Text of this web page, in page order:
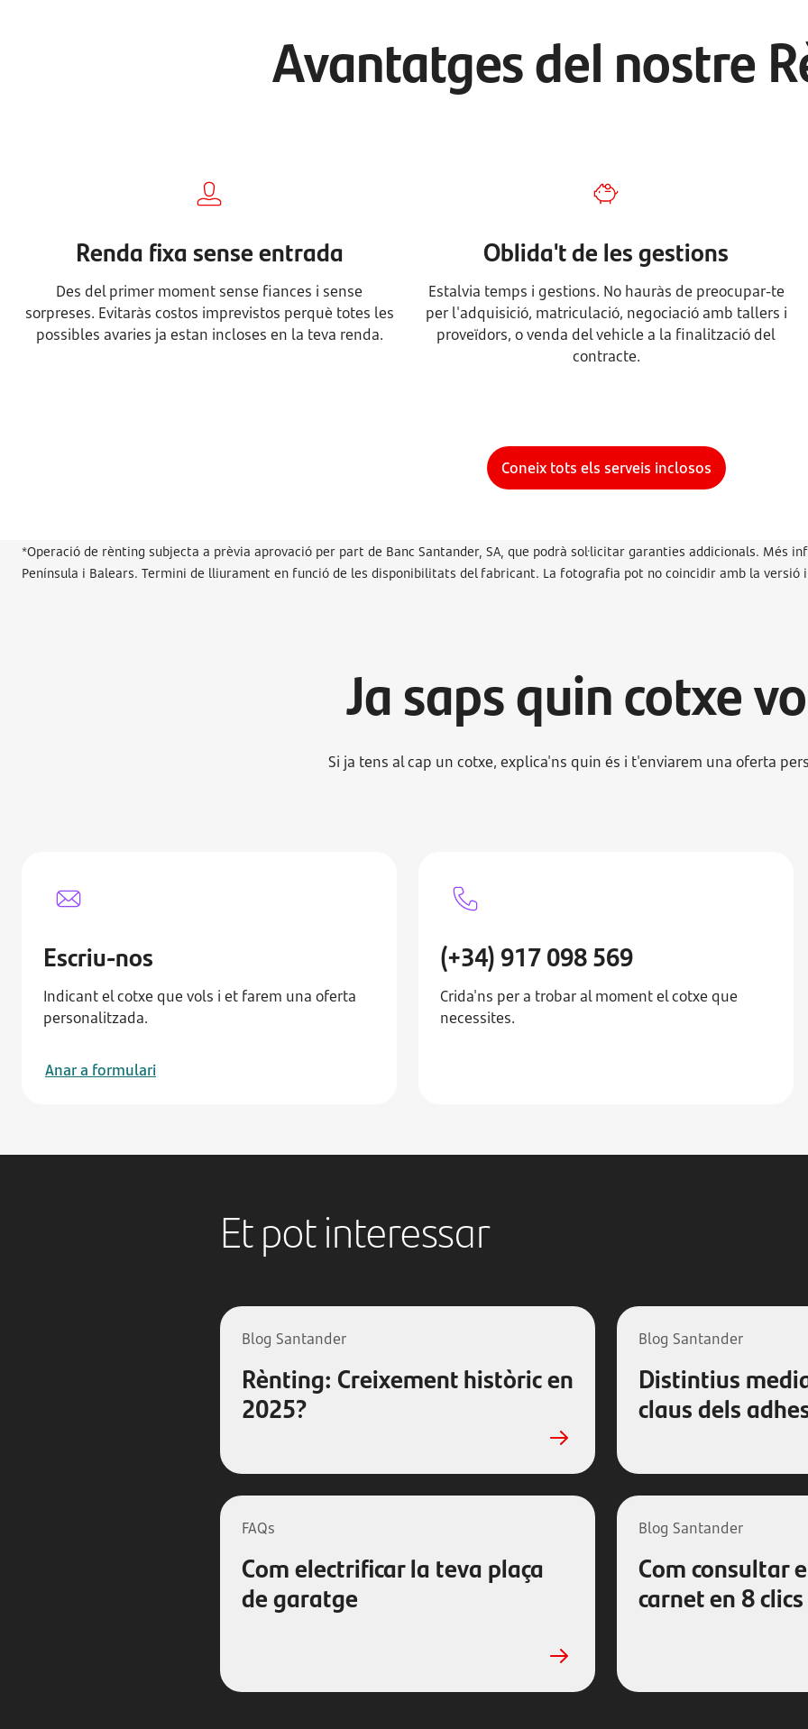
Avantatges del nostre
Renda fixa sense entrada
Des del primer moment sense fiances i sense
sorpreses. Evitaràs costos imprevistos perquè totes les
possibles avaries ja estan incloses en la teva renda.
Oblida't de les gestions
Estalvia temps i gestions. No hauràs de preocupar-te
per l'adquisició, matriculació, negociació amb tallers i
proveïdors, o venda del vehicle a la finalització del
contracte.
Coneix tots els serveis inclosos
*Operació de rènting subjecta a prèvia aprovació per part de Banc Santander, SA, que podrà sol·licitar garanties addicionals. Més
Península i Balears. Termini de lliurament en funció de les disponibilitats del fabricant. La fotografia pot no coincidir amb la versió
Ja saps quin cotxe
Si ja tens al cap un cotxe, explica'ns quin és i t'enviarem una oferta
Escriu-nos
Indicant el cotxe que vols i et farem una oferta
personalitzada.
Anar a formulari
(+34) 917 098 569
Crida'ns per a trobar al moment el cotxe que
necessites.
Et pot interessar
Blog Santander
Rènting: Creixement històric en
2025?
Blog Santander
Distintius
claus dels
FAQs
Com electrificar la teva plaça
de garatge
Blog Santander
Com consultar
carnet en 8 clics